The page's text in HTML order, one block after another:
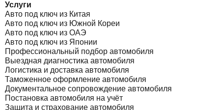
Услуги
Авто под ключ из Китая
Авто под ключ из Южной Кореи
Авто под ключ из ОАЭ
Авто под ключ из Японии
Профессиональный подбор автомобиля
Выездная диагностика автомобиля
Логистика и доставка автомобиля
Таможенное оформление автомобиля
Документальное сопровождение автомобиля
Постановка автомобиля на учёт
Защита и страхование автомобиля